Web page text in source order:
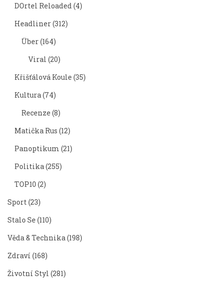
DOrtel Reloaded (4)
Headliner(312)
Über(164)
Viral (20)
Křišťálová Koule (35)
Kultura (74)
Recenze (8)
Matička Rus (12)
Panoptikum (21)
Politika (255)
TOP10 (2)
Sport (23)
Stalo Se (110)
Věda & Technika (198)
Zdraví (168)
Životní Styl (281)